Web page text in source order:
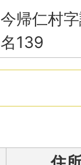
今帰仁村
名139